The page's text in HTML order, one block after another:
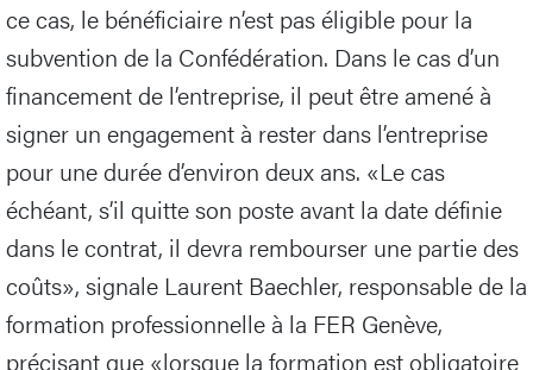
ce cas, le bénéficiaire n’est pas éligible pour la
subvention de la Confédération. Dans le cas d’un
financement de l’entreprise, il peut être amené à
signer un engagement à rester dans l’entreprise
pour une durée d’environ deux ans. «Le cas
échéant, s’il quitte son poste avant la date définie
dans le contrat, il devra rembourser une partie des
coûts», signale Laurent Baechler, responsable de la
formation professionnelle à la FER Genève,
précisant que «lorsque la formation est obligatoire